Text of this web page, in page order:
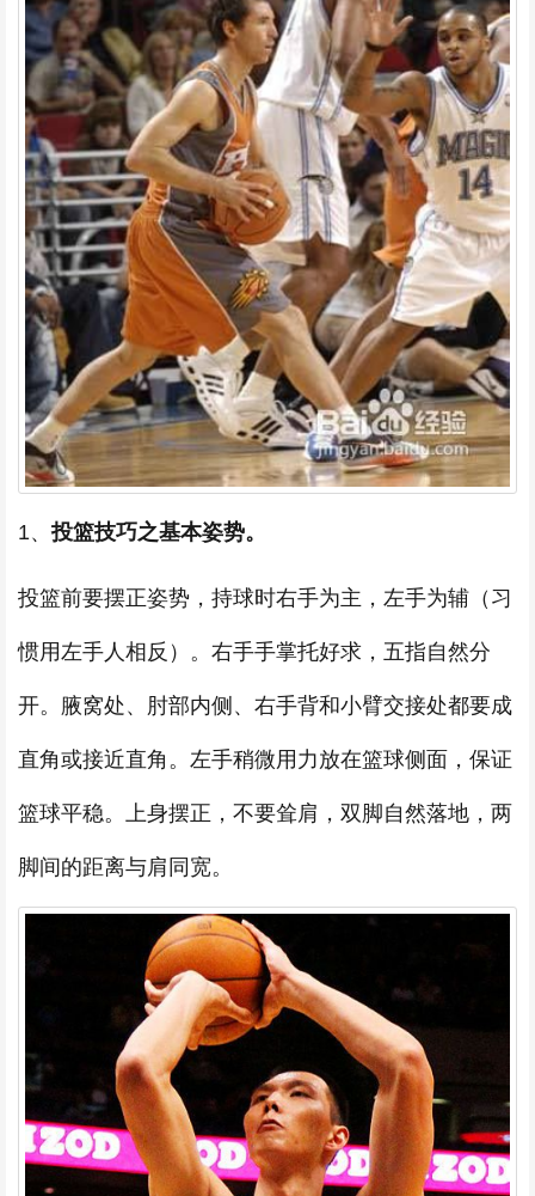
1、投篮技巧之基本姿势。
投篮前要摆正姿势，持球时右手为主，左手为辅（习
惯用左手人相反）。右手手掌托好求，五指自然分
开。腋窝处、肘部内侧、右手背和小臂交接处都要成
直角或接近直角。左手稍微用力放在篮球侧面，保证
篮球平稳。上身摆正，不要耸肩，双脚自然落地，两
脚间的距离与肩同宽。